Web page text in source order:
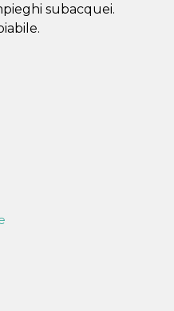
subacquei.